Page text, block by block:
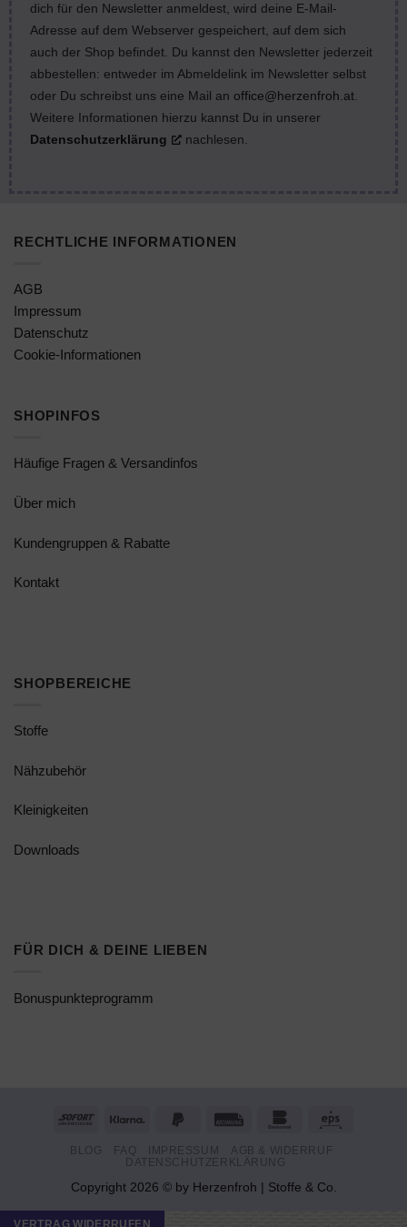
dich für den Newsletter anmeldest, wird deine E-Mail-
Adresse auf dem Webserver gespeichert, auf dem sich
auch der Shop befindet. Du kannst den Newsletter jederzeit
abbestellen: entweder im Abmeldelink im Newsletter selbst
oder Du schreibst uns eine Mail an office@herzenfroh.at
Weitere Informationen hierzu kannst Du in unserer
Datenschutzerklärung
nachlesen.
RECHTLICHE INFORMATIONEN
AGB
Impressum
Datenschutz
Cookie-Informationen
SHOPINFOS
Häufige Fragen & Versandinfos
Über mich
Kundengruppen & Rabatte
Kontakt
SHOPBEREICHE
Stoffe
Nähzubehör
Kleinigkeiten
Downloads
FÜR DICH & DEINE LIEBEN
Bonuspunkteprogramm
Sofort Klarna
PayPal
Rechung Bankomat
BLOG FAQ IMPRESSUM
AGB & WIDERRUF
DATENSCHUTZERKLÄRUNG
Copyright 2026 © by Herzenfroh | Stoffe & Co.